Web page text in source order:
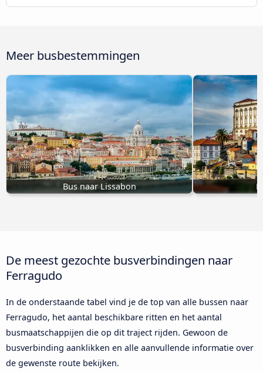
Meer busbestemmingen
Bus naar Lissabon
De meest gezochte busverbindingen naar
Ferragudo
In de onderstaande tabel vind je de top van alle bussen naar
Ferragudo, het aantal beschikbare ritten en het aantal
busmaatschappijen die op dit traject rijden. Gewoon de
busverbinding aanklikken en alle aanvullende informatie over
de gewenste route bekijken.